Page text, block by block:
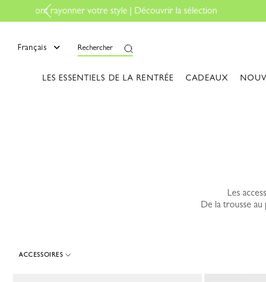
Français Rechercher
LES ESSENTIELS DE LA RENTRÉE CADEAUX
Les
De la trousse au
ACCESSOIRES